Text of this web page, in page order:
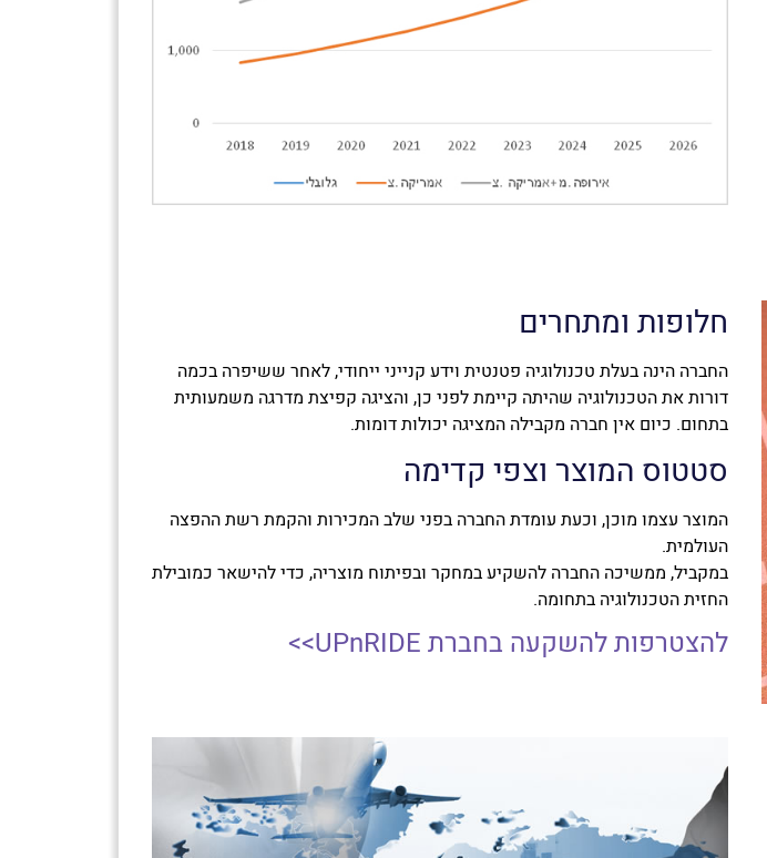
חלופות ומתחרים
החברה הינה בעלת טכנולוגיה פטנטית וידע קנייני ייחודי, לאחר ששיפרה בכמה
דורות את הטכנולוגיה שהיתה קיימת לפני כן, והציגה קפיצת מדרגה משמעותית
בתחום. כיום אין חברה מקבילה המציגה יכולות דומות.
סטטוס המוצר וצפי קדימה
המוצר עצמו מוכן, וכעת עומדת החברה בפני שלב המכירות והקמת רשת ההפצה
העולמית.
במקביל, ממשיכה החברה להשקיע במחקר ובפיתוח מוצריה, כדי להישאר כמובילת
החזית הטכנולוגיה בתחומה.
להצטרפות להשקעה בחברת UPnRIDE>>